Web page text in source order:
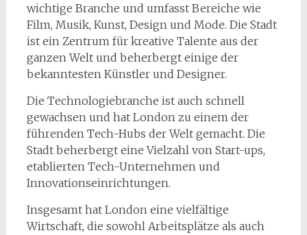
wichtige Branche und umfasst Bereiche wie
Film, Musik, Kunst, Design und Mode. Die Stadt
ist ein Zentrum für kreative Talente aus der
ganzen Welt und beherbergt einige der
bekanntesten Künstler und Designer.
Die Technologiebranche ist auch schnell
gewachsen und hat London zu einem der
führenden Tech-Hubs der Welt gemacht. Die
Stadt beherbergt eine Vielzahl von Start-ups,
etablierten Tech-Unternehmen und
Innovationseinrichtungen.
Insgesamt hat London eine vielfältige
Wirtschaft, die sowohl Arbeitsplätze als auch